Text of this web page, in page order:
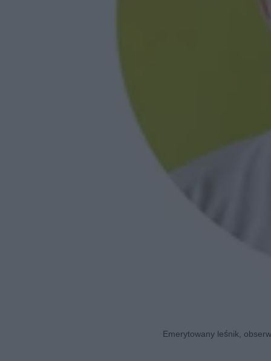
Emerytowany leśnik,